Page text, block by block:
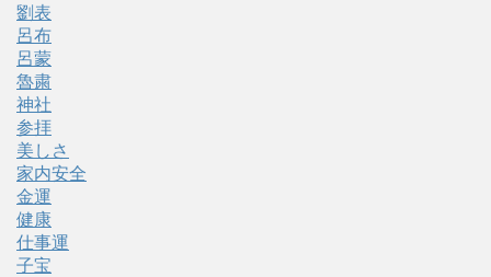
劉表
呂布
呂蒙
魯粛
神社
参拝
美しさ
家内安全
金運
健康
仕事運
子宝